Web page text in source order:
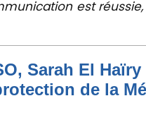
est
Sarah El
de la